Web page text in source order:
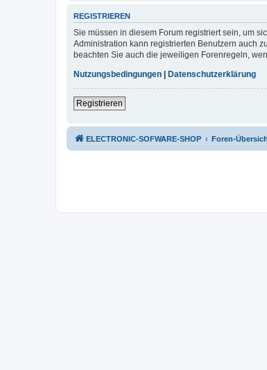
REGISTRIEREN
Sie müssen in diesem Forum registriert sein, um
Administration kann registrierten Benutzern auch
beachten Sie auch die jeweiligen Forenregeln,
Nutzungsbedingungen | Datenschutzerklärung
Registrieren
ELECTRONIC-SOFWARE-SHOP Foren-